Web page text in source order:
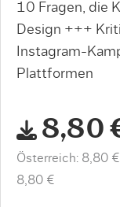
10 Fragen, die
Design +++
Instagram-
Plattformen
8,80
Österreich: 8,80 €
8,80 €